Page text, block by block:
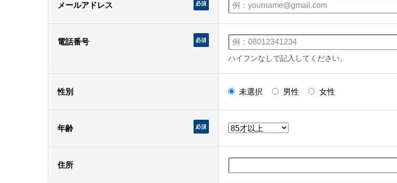
メールアドレス 必須
電話番号 必須
ハイフンなしで記入してください。
性別 未選択 男性 女性
年齢 必須
住所